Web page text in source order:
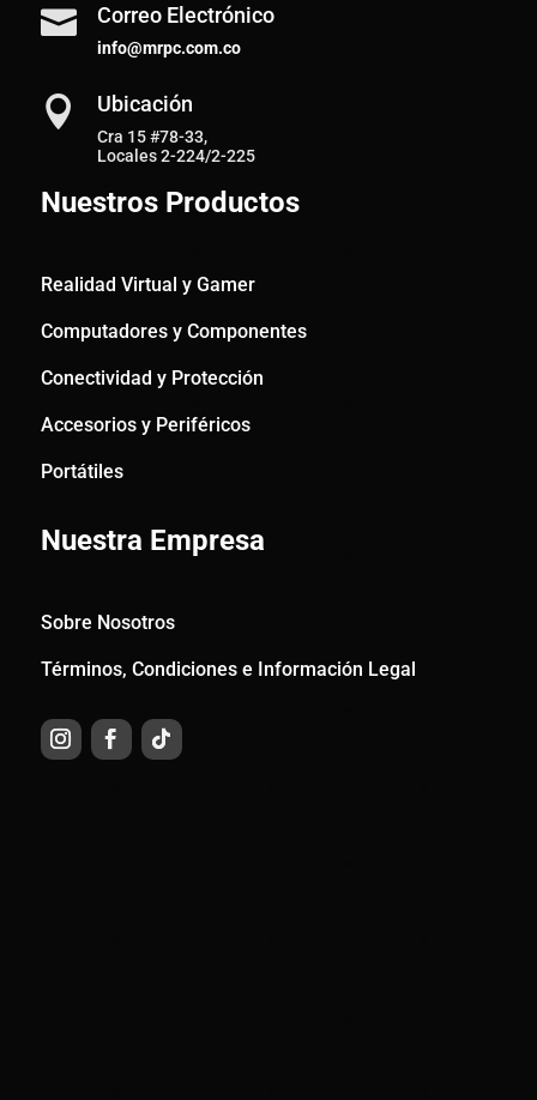
 Correo Electrónico
info@mrpc.com.co
 Ubicación
Cra 15 #78-33,
Locales 2-224/2-225
Nuestros Productos
Realidad Virtual y Gamer
Computadores y Componentes
Conectividad y Protección
Accesorios y Periféricos
Portátiles
Nuestra Empresa
Sobre Nosotros
Términos, Condiciones e Información Legal